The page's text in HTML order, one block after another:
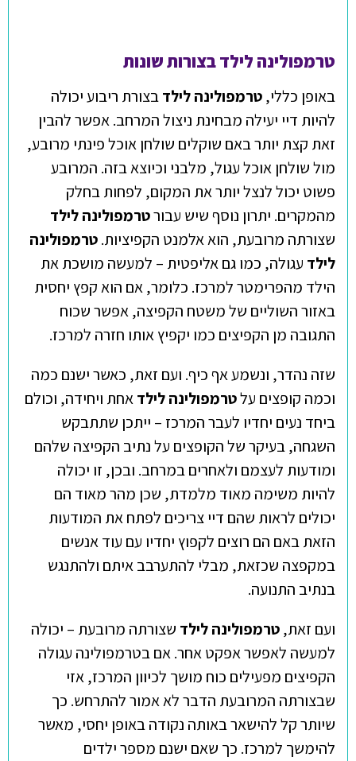
טרמפולינה לילד בצורות שונות
באופן כללי,טרמפולינה לילדבצורת ריבוע יכולה
להיות דיי יעילה מבחינת ניצול המרחב. אפשר להבין
זאת קצת יותר באם שוקלים שולחן אוכל פינתי מרובע,
מול שולחן אוכל עגול, מלבני וכיוצא בזה. המרובע
פשוט יכול לנצל יותר את המקום, לפחות בחלק
מהמקרים. יתרון נוסף שיש עבורטרמפולינה לילד
שצורתה מרובעת, הוא אלמנט הקפיציות.טרמפולינה
לילד עגולה, כמו גם אליפטית – למעשה מושכת את
הילד מהפרימטר למרכז. כלומר, אם הוא קפץ יחסית
באזור השוליים של משטח הקפיצה, אפשר שכוח
התגובה מן הקפיצים כמו יקפיץ אותו חזרה למרכז.
שזה נהדר, ונשמע אף כיף. ועם זאת, כאשר ישנם כמה
וכמה קופצים עלטרמפולינה לילדאחת ויחידה, וכולם
ביחד נעים יחדיו לעבר המרכז – ייתכן שתתבקש
השגחה, בעיקר של הקופצים על נתיב הקפיצה שלהם
ומודעות לעצמם ולאחרים במרחב. ובכן, זו יכולה
להיות משימה מאוד מלמדת, שכן מהר מאוד הם
יכולים לראות שהם דיי צריכים לפתח את המודעות
הזאת באם הם רוצים לקפוץ יחדיו עם עוד אנשים
במקפצה שכזאת, מבלי להתערבב איתם ולהתנגש
בנתיב התנועה.
ועם זאת,טרמפולינה לילד שצורתה מרובעת – יכולה
למעשה לאפשר אפקט אחר. אם בטרמפולינה עגולה
הקפיצים מפעילים כוח מושך לכיוון המרכז, אזי
שבצורתה המרובעת הדבר לא אמור להתרחש. כך
שיותר קל להישאר באותה נקודה באופן יחסי, מאשר
להימשך למרכז. כך שאם ישנם מספר ילדים